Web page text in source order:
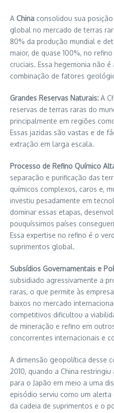
A China consolidou sua
global no mercado de terras
80% da produção mundial e
maior, de quase 100%, no
cruciais. Essa hegemonia não
combinação de fatores
Grandes Reservas Naturais: A
reservas de terras raras do
principalmente em regiões
Essas jazidas são vastas e de
extração em larga escala.
Processo de Refino Químico
separação e purificação das
químicos complexos, caros e,
investiu pesadamente em
dominar essas etapas,
pouquíssimos países
Essa expertise no refino é o
suprimentos global.
Subsídios Governamentais e
subsidiado agressivamente a
raras, o que permite às
baixos no mercado
competitivos dificultou a
de mineração e refino em
concorrentes internacionais e
A dimensão geopolítica desse
2010, quando a China
para o Japão em meio a uma
episódio serviu como um
da cadeia de suprimentos e o